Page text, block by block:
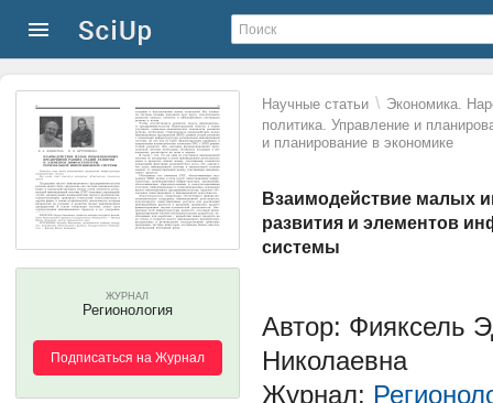
Научные статьи \ Экономика.
политика. Управление и
и планирование в экономике
Взаимодействие малых
развития и элементов
системы
ЖУРНАЛ
Регионология
Подписаться на Журнал
Автор: Фияксель
Николаевна
Журнал: